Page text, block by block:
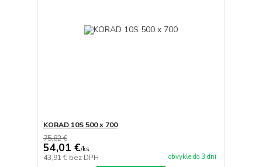
KORAD 10S 500 x 700
75,82 €
54,01 €/ks
43,91 € bez DPH obvykle do 3 dní